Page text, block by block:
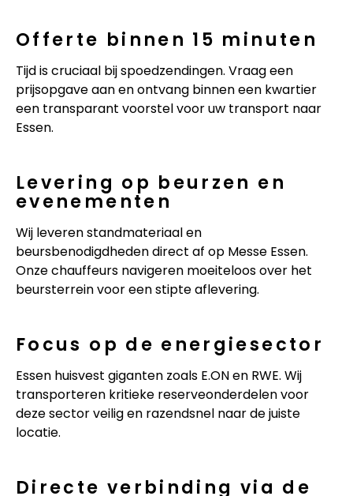
Offerte binnen 15 minuten
Tijd is cruciaal bij spoedzendingen. Vraag een
prijsopgave aan en ontvang binnen een kwartier
een transparant voorstel voor uw transport naar
Essen.
Levering op beurzen en
evenementen
Wij leveren standmateriaal en
beursbenodigdheden direct af op Messe Essen.
Onze chauffeurs navigeren moeiteloos over het
beursterrein voor een stipte aflevering.
Focus op de energiesector
Essen huisvest giganten zoals E.ON en RWE. Wij
transporteren kritieke reserveonderdelen voor
deze sector veilig en razendsnel naar de juiste
locatie.
Directe verbinding via de